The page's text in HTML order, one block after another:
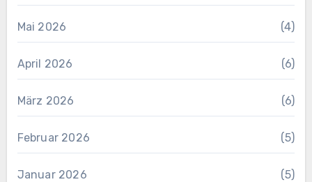
Mai 2026 (4)
April 2026 (6)
März 2026 (6)
Februar 2026 (5)
Januar 2026 (5)